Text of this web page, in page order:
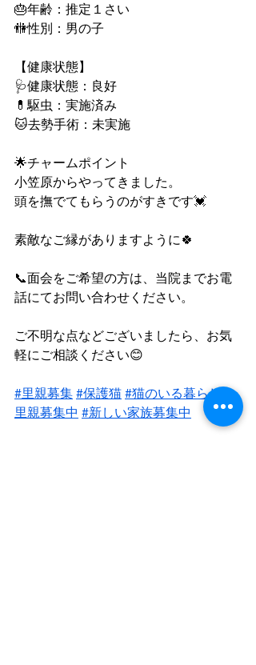
🎂年齢：推定１さい
🚻性別：男の子
【健康状態】
🩺健康状態：良好
💊駆虫：実施済み
🐱去勢手術：未実施
🌟チャームポイント
小笠原からやってきました。
頭を撫でてもらうのがすきです💓
素敵なご縁がありますように🍀
📞面会をご希望の方は、当院までお電
話にてお問い合わせください。
ご不明な点などございましたら、お気
軽にご相談ください😊
#里親募集 #保護猫 #猫のいる暮らし
#
里親募集中 #新しい家族募集中